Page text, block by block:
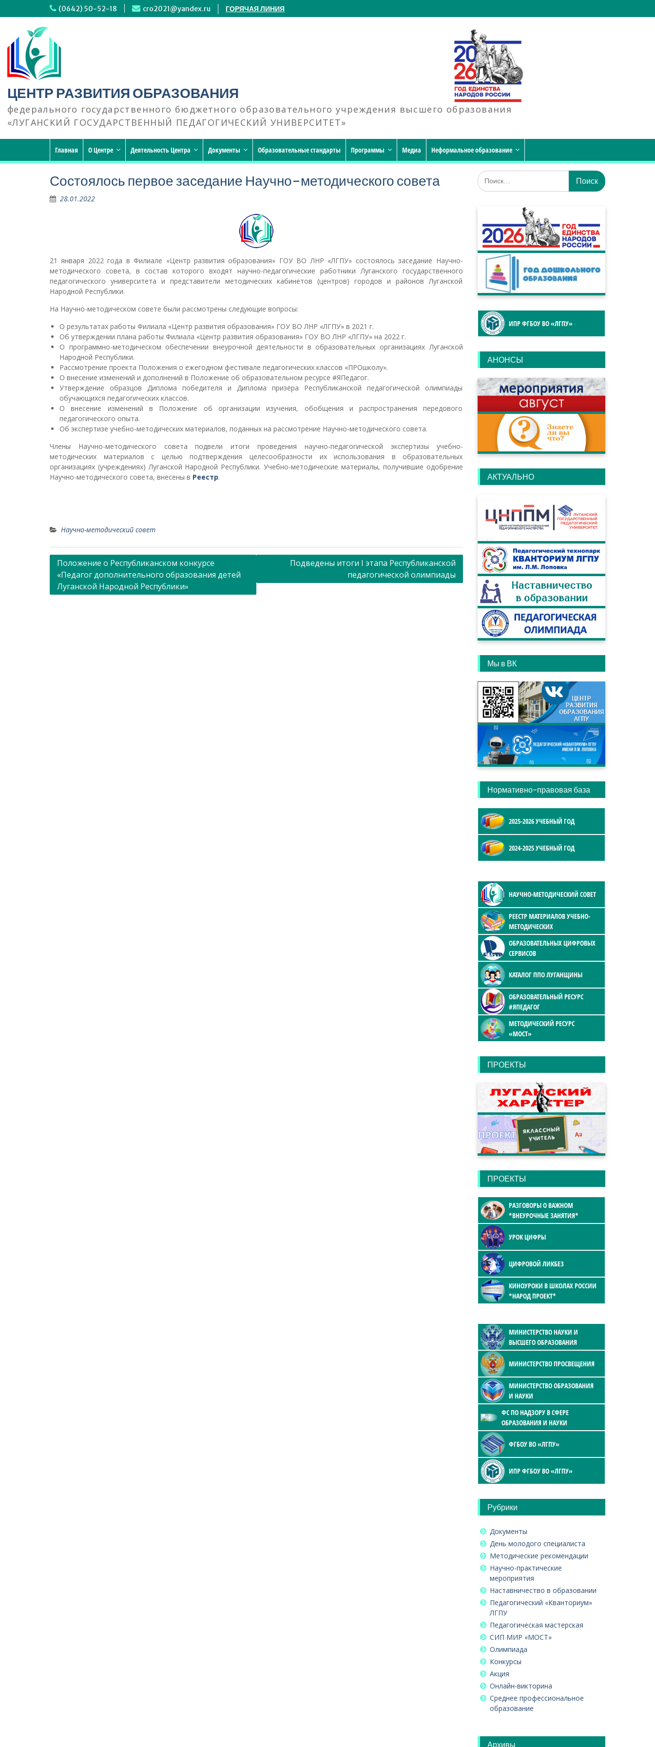
к
содержимому
(0642) 50-52-18 cro2021@yandex.ru ГОРЯЧАЯ ЛИНИЯ
ЦЕНТР РАЗВИТИЯ ОБРАЗОВАНИЯ
федерального государственного бюджетного образовательного учреждения высшего образования
«ЛУГАНСКИЙ ГОСУДАРСТВЕННЫЙ ПЕДАГОГИЧЕСКИЙ УНИВЕРСИТЕТ»
Главная О Центре Деятельность Центра Документы Образовательные стандарты Программы Медиа Неформальное образование
Состоялось первое заседание Научно-методического совета
28.01.2022
21 января 2022 года в Филиале «Центр развития образования» ГОУ ВО ЛНР «ЛГПУ» состоялось заседание Научно-
методического совета, в состав которого входят научно-педагогические работники Луганского государственного
педагогического университета и представители методических кабинетов (центров) городов и районов Луганской
Народной Республики.
На Научно-методическом совете были рассмотрены следующие вопросы:
О результатах работы Филиала «Центр развития образования» ГОУ ВО ЛНР «ЛГПУ» в 2021 г.
Об утверждении плана работы Филиала «Центр развития образования» ГОУ ВО ЛНР «ЛГПУ» на 2022 г.
О программно-методическом обеспечении внеурочной деятельности в образовательных организациях Луганской
Народной Республики.
Рассмотрение проекта Положения о ежегодном фестивале педагогических классов «ПРОшколу».
О внесение изменений и дополнений в Положение об образовательном ресурсе #ЯПедагог.
Утверждение образцов Диплома победителя и Диплома призёра Республиканской педагогической олимпиады
обучающихся педагогических классов.
О внесение изменений в Положение об организации изучения, обобщения и распространения передового
педагогического опыта.
Об экспертизе учебно-методических материалов, поданных на рассмотрение Научно-методического совета.
Члены Научно-методического совета подвели итоги проведения научно-педагогической экспертизы учебно-
методических материалов с целью подтверждения целесообразности их использования в образовательных
организациях (учреждениях) Луганской Народной Республики. Учебно-методические материалы, получившие одобрение
Научно-методического совета, внесены в Реестр.
Научно-методический совет
Навигация
по
записям
Положение о Республиканском конкурсе
«Педагог дополнительного образования детей
Луганской Народной Республики»
Подведены итоги I этапа Республиканской
педагогической олимпиады
Искать:
ИПР ФГБОУ ВО «ЛГПУ»
АНОНСЫ
АКТУАЛЬНО
Мы в ВК
Нормативно-правовая база
2025-2026 УЧЕБНЫЙ ГОД
2024-2025 УЧЕБНЫЙ ГОД
НАУЧНО-МЕТОДИЧЕСКИЙ СОВЕТ
РЕЕСТР МАТЕРИАЛОВ УЧЕБНО-
МЕТОДИЧЕСКИХ
ОБРАЗОВАТЕЛЬНЫХ ЦИФРОВЫХ
СЕРВИСОВ
КАТАЛОГ ППО ЛУГАНЩИНЫ
ОБРАЗОВАТЕЛЬНЫЙ РЕСУРС
#ЯПЕДАГОГ
МЕТОДИЧЕСКИЙ РЕСУРС
«МОСТ»
ПРОЕКТЫ
ПРОЕКТЫ
РАЗГОВОРЫ О ВАЖНОМ
*ВНЕУРОЧНЫЕ ЗАНЯТИЯ*
УРОК ЦИФРЫ
ЦИФРОВОЙ ЛИКБЕЗ
КИНОУРОКИ В ШКОЛАХ РОССИИ
*НАРОД ПРОЕКТ*
МИНИСТЕРСТВО НАУКИ И
ВЫСШЕГО ОБРАЗОВАНИЯ
МИНИСТЕРСТВО ПРОСВЕЩЕНИЯ
МИНИСТЕРСТВО ОБРАЗОВАНИЯ
И НАУКИ
ФС ПО НАДЗОРУ В СФЕРЕ
ОБРАЗОВАНИЯ И НАУКИ
ФГБОУ ВО «ЛГПУ»
ИПР ФГБОУ ВО «ЛГПУ»
Рубрики
Документы
День молодого специалиста
Методические рекомендации
Научно-практические
мероприятия
Наставничество в образовании
Педагогический «Кванториум»
ЛГПУ
Педагогическая мастерская
СИП МИР «МОСТ»
Олимпиада
Конкурсы
Акция
Онлайн-викторина
Среднее профессиональное
образование
Архивы